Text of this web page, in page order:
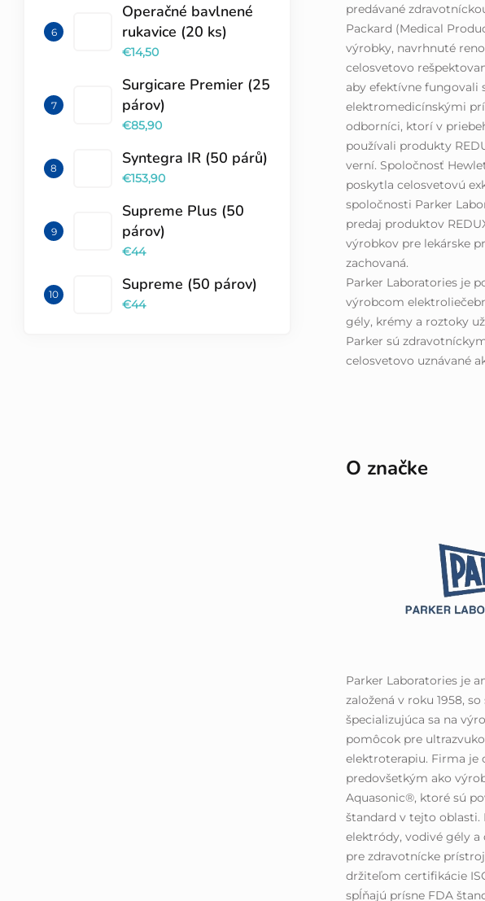
Operačné bavlnené
rukavice (20 ks)
€14,50
Surgicare Premier (25
párov)
€85,90
Syntegra IR (50 párů)
€153,90
Supreme Plus (50
párov)
€44
Supreme (50 párov)
€44
predávané
Packard (Medical
výrobky, navrhnuté
celosvetovo
aby efektívne fungovali
elektromedicínskými
odborníci, ktorí v
používali produkty
verní. Spoločnosť
poskytla celosvetovú
spoločnosti Parker
predaj produktov
výrobkov pre lekárske
zachovaná.
Parker Laboratories je
výrobcom
gély, krémy a roztoky
Parker sú
celosvetovo uznávané
O značke
Parker Laboratories je
založená v roku 1958,
špecializujúca sa na
pomôcok pre
elektroterapiu. Firma je
predovšetkým ako
Aquasonic®, ktoré sú
štandard v tejto oblasti.
elektródy, vodivé gély
pre zdravotnícke
držiteľom certifikácie
spĺňajú prísne FDA